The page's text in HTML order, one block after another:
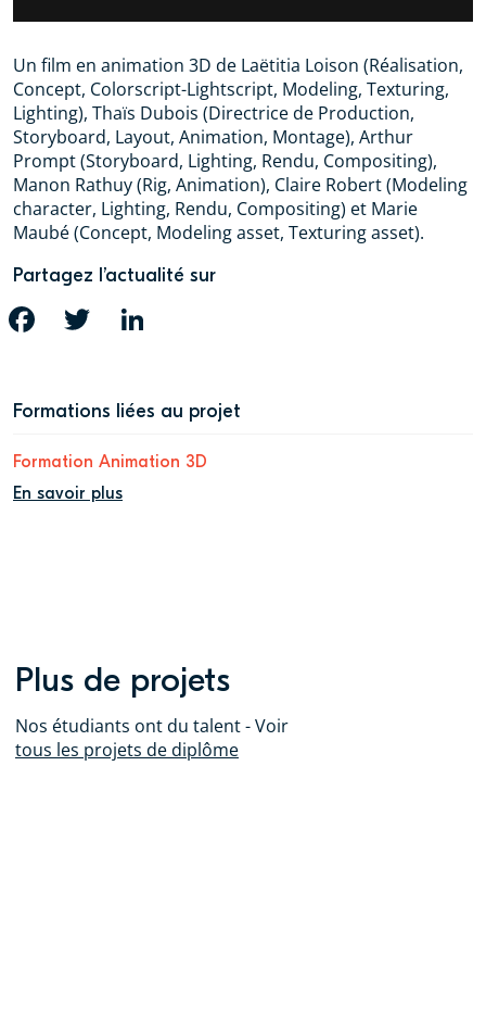
Un film en animation 3D de Laëtitia Loison (Réalisation,
Concept, Colorscript-Lightscript, Modeling, Texturing,
Lighting), Thaïs Dubois (Directrice de Production,
Storyboard, Layout, Animation, Montage), Arthur
Prompt (Storyboard, Lighting, Rendu, Compositing),
Manon Rathuy (Rig, Animation), Claire Robert (Modeling
character, Lighting, Rendu, Compositing) et Marie
Maubé (Concept, Modeling asset, Texturing asset).
Partagez l’actualité sur
FACEBOOK TWITTER
Formations liées au projet
Formation Animation 3D
En savoir plus
Plus de projets
Nos étudiants ont du talent - Voir
tous les projets de diplôme